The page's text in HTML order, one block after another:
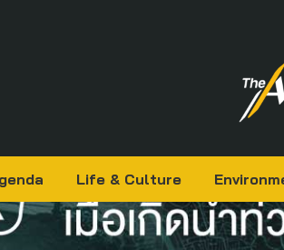
Life & Culture